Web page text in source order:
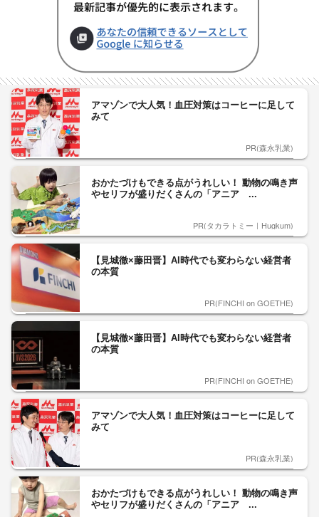
アマゾンで大人気！血圧対策はコーヒーに足して
みて
PR(森永乳業)
おかたづけもできる点がうれしい！ 動物の鳴き声
やセリフが盛りだくさんの「アニア ...
PR(タカラトミー｜Hugkum)
【見城徹×藤田晋】AI時代でも変わらない経営者
の本質
PR(FINCHI on GOETHE)
【見城徹×藤田晋】AI時代でも変わらない経営者
の本質
PR(FINCHI on GOETHE)
アマゾンで大人気！血圧対策はコーヒーに足して
みて
PR(森永乳業)
おかたづけもできる点がうれしい！ 動物の鳴き声
やセリフが盛りだくさんの「アニア ...